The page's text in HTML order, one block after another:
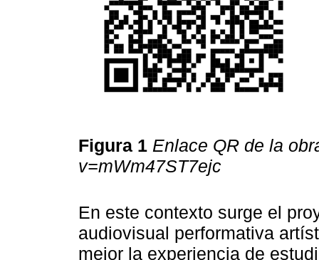
Figura 1 Enlace QR de la
v=mWm47ST7ejc
En este contexto surge el
audiovisual performativa
mejor la experiencia de